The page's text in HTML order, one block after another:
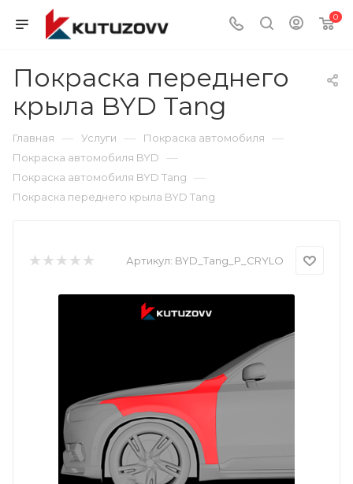
0
Покраска переднего
крыла BYD Tang
Главная — Услуги — Покраска автомобиля —
Покраска автомобиля BYD —
Покраска автомобиля BYD Tang —
Покраска переднего крыла BYD Tang
Артикул: BYD_Tang_P_CRYLO